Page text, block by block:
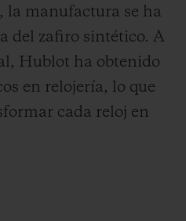
la manufactura se ha
del zafiro sintético. A
Hublot ha obtenido
en relojería, lo que
cada reloj en